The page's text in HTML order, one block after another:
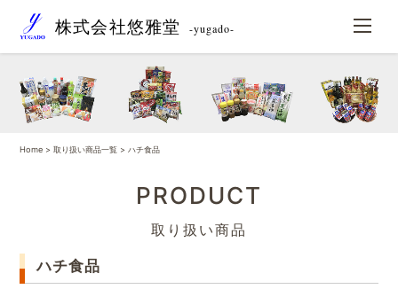
株式会社悠雅堂 -yugado-
Home >取り扱い商品一覧 > ハチ食品
PRODUCT
取り扱い商品
ハチ食品